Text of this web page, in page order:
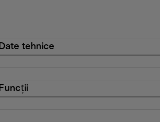
Date tehnice
Funcții